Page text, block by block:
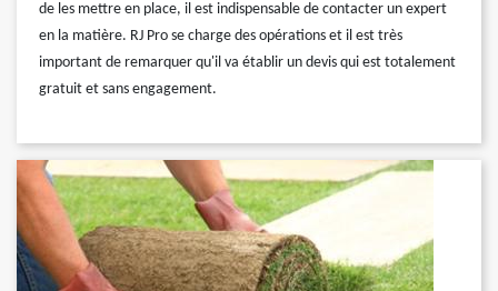
de les mettre en place, il est indispensable de contacter un expert
en la matière. RJ Pro se charge des opérations et il est très
important de remarquer qu'il va établir un devis qui est totalement
gratuit et sans engagement.